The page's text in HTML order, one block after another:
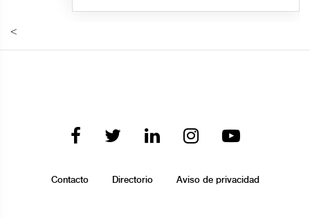
<
Contacto Directorio Aviso de privacidad